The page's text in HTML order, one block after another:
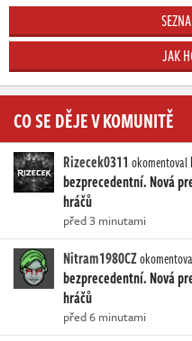
JAK
CO SE DĚJE V KOMUNITĚ
Rizecek0311 okomentoval
bezprecedentní. Nová
hráčů
před 3 minutami
Nitram1980CZ
bezprecedentní. Nová
hráčů
před 6 minutami